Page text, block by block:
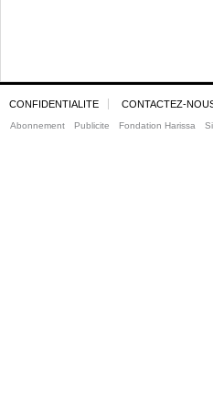
CONFIDENTIALITE CONTACTEZ-
Abonnement Publicite Fondation Harissa